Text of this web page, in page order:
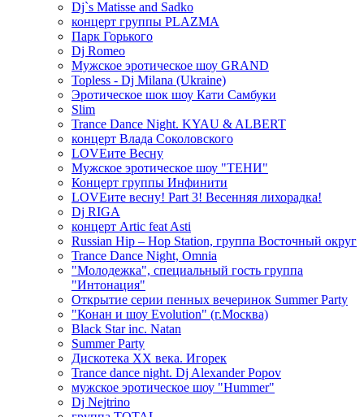
Dj`s Matisse and Sadko
концерт группы PLAZMA
Парк Горького
Dj Romeo
Мужское эротическое шоу GRAND
Topless - Dj Milana (Ukraine)
Эротическое шок шоу Кати Самбуки
Slim
Trance Dance Night. KYAU & ALBERT
концерт Влада Соколовского
LOVEите Весну
Мужское эротическое шоу "ТЕНИ"
Концерт группы Инфинити
LOVEите весну! Part 3! Весенняя лихорадка!
Dj RIGA
концерт Artic feat Asti
Russian Hip – Hop Station, группа Восточный округ
Trance Dance Night, Omnia
"Молодежка", специальный гость группа
"Интонация"
Открытие серии пенных вечеринок Summer Party
"Конан и шоу Evolution" (г.Москва)
Black Star inc. Natan
Summer Party
Дискотека ХХ века. Игорек
Trance dance night. Dj Alexander Popov
мужское эротическое шоу "Hummer"
Dj Nejtrino